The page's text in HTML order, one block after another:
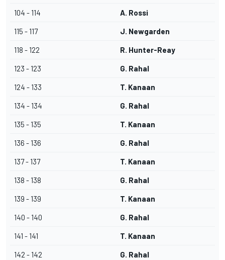
104 - 114 A. Rossi
115 - 117 J. Newgarden
118 - 122 R. Hunter-Reay
123 - 123 G. Rahal
124 - 133 T. Kanaan
134 - 134 G. Rahal
135 - 135 T. Kanaan
136 - 136 G. Rahal
137 - 137 T. Kanaan
138 - 138 G. Rahal
139 - 139 T. Kanaan
140 - 140 G. Rahal
141 - 141 T. Kanaan
142 - 142 G. Rahal